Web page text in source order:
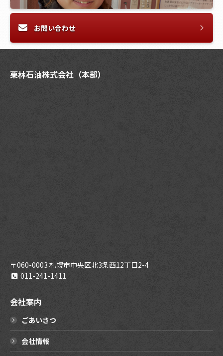
お問い合わせ
栗林石油株式会社（本部）
〒060-0003 札幌市中央区北3条西12丁目2-4
011-241-1411
会社案内
ごあいさつ
会社情報